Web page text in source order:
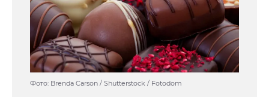
Фото: Brenda Carson / Shutterstock / Fotodom